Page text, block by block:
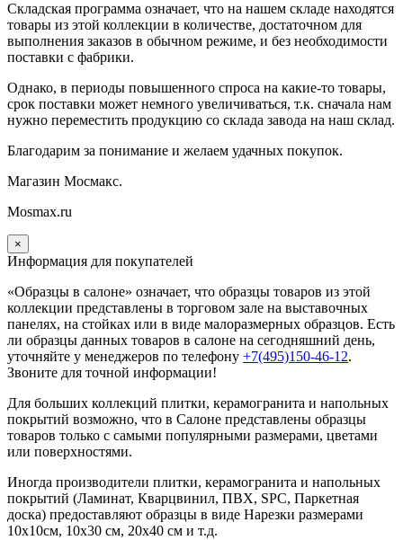
Складская программа означает, что на нашем складе находятся
товары из этой коллекции в количестве, достаточном для
выполнения заказов в обычном режиме, и без необходимости
поставки с фабрики.
Однако, в периоды повышенного спроса на какие-то товары,
срок поставки может немного увеличиваться, т.к. сначала нам
нужно переместить продукцию со склада завода на наш склад.
Благодарим за понимание и желаем удачных покупок.
Магазин Мосмакс.
Mosmax.ru
×
Информация для покупателей
«Образцы в салоне» означает, что образцы товаров из этой
коллекции представлены в торговом зале на выставочных
панелях, на стойках или в виде малоразмерных образцов. Есть
ли образцы данных товаров в салоне на сегодняшний день,
уточняйте у менеджеров по телефону +7(495)150-46-12.
Звоните для точной информации!
Для больших коллекций плитки, керамогранита и напольных
покрытий возможно, что в Салоне представлены образцы
товаров только с самыми популярными размерами, цветами
или поверхностями.
Иногда производители плитки, керамогранита и напольных
покрытий (Ламинат, Кварцвинил, ПВХ, SPC, Паркетная
доска) предоставляют образцы в виде Нарезки размерами
10х10см, 10х30 см, 20х40 см и т.д.